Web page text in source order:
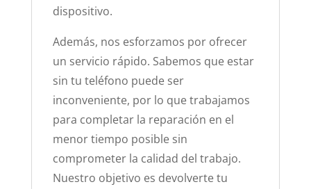
dispositivo.
Además, nos esforzamos por ofrecer
un servicio rápido. Sabemos que estar
sin tu teléfono puede ser
inconveniente, por lo que trabajamos
para completar la reparación en el
menor tiempo posible sin
comprometer la calidad del trabajo.
Nuestro objetivo es devolverte tu